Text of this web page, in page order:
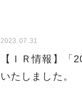
2023.07.31
【ＩＲ情報】「
いたしました。